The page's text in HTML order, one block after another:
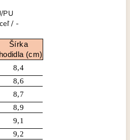
PU
/ -
Šírka
(cm)
8,4
8,6
8,7
8,9
9,1
9,2